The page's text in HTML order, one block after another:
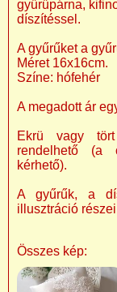
gyűrűpárna,
díszítéssel.
A gyűrűket a
Méret 16x16cm.
Színe: hófehér
A megadott ár
Ekrü vagy
rendelhető (a
kérhető).
A gyűrűk, a
illusztráció
Összes kép: